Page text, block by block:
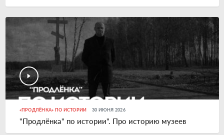
«ПРОДЛЁНКА» ПО ИСТОРИИ 30 ИЮНЯ 2026
"Продлёнка" по истории". Про историю музеев